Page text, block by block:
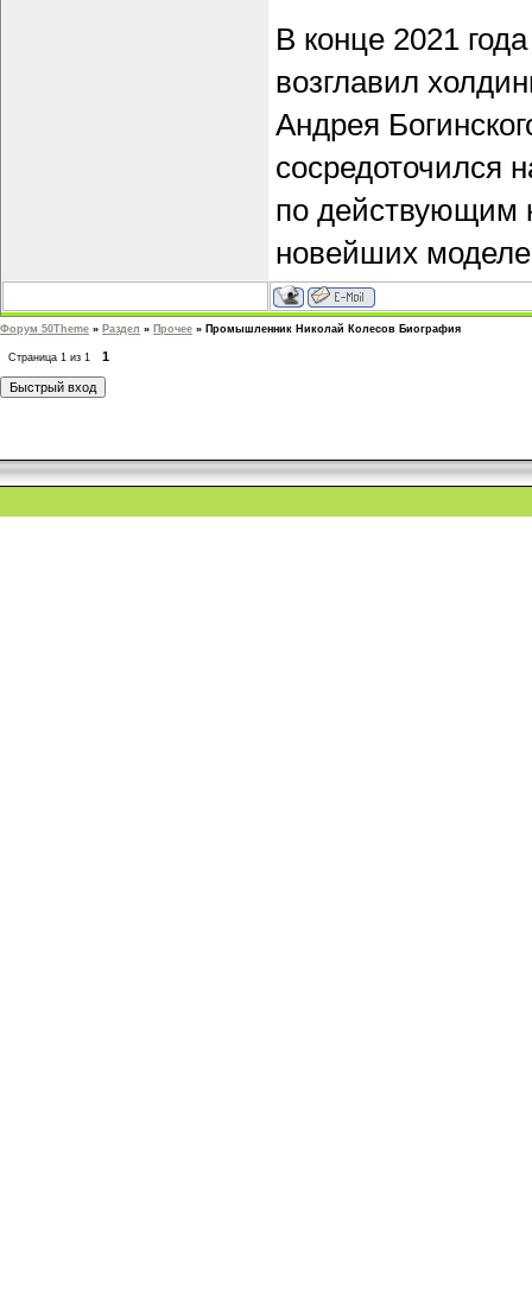
В конце 2021
возглавил
Андрея
сосредоточился
по действующим
новейших
Форум 50Theme » Раздел » Прочее » Промышленник Николай Колесов Биография
Страница 1 из 1 1